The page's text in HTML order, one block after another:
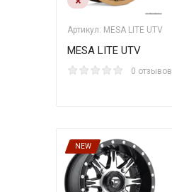
Артикул: MESA LITE UTV
MESA LITE UTV
0 отзывов
NEW